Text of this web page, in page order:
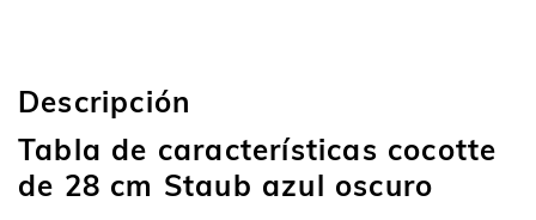
Descripción
Tabla de características cocotte
de 28 cm Staub azul oscuro